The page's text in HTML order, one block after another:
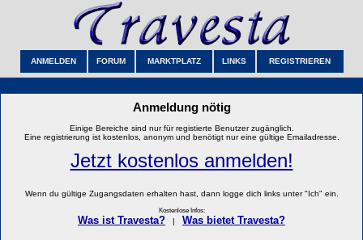
ANMELDEN FORUM MARKTPLATZ LINKS REGISTRIEREN
Anmeldung nötig
Einige Bereiche sind nur für registierte Benutzer zugänglich.
Eine registrierung ist kostenlos, anonym und benötigt nur eine gültige Emailadresse.
Jetzt kostenlos anmelden!
Wenn du gültige Zugangsdaten erhalten hast, dann logge dich links unter "Ich" ein.
Kostenlose Infos:
Was ist Travesta? Was bietet Travesta?